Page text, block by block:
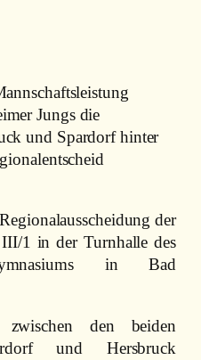
Jungs die
und Spardorf hinter
der
III/1 in der Turnhalle des
Gymnasiums in Bad
den beiden
und Hersbruck